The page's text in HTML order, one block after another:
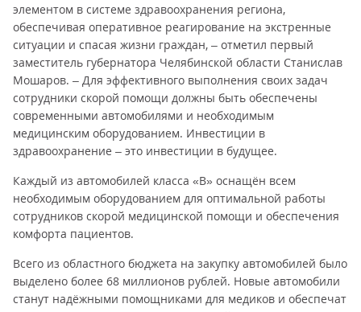
элементом в системе здравоохранения региона,
обеспечивая оперативное реагирование на экстренные
ситуации и спасая жизни граждан, – отметил первый
заместитель губернатора Челябинской области Станислав
Мошаров. – Для эффективного выполнения своих задач
сотрудники скорой помощи должны быть обеспечены
современными автомобилями и необходимым
медицинским оборудованием. Инвестиции в
здравоохранение – это инвестиции в будущее.
Каждый из автомобилей класса «B» оснащён всем
необходимым оборудованием для оптимальной работы
сотрудников скорой медицинской помощи и обеспечения
комфорта пациентов.
Всего из областного бюджета на закупку автомобилей было
выделено более 68 миллионов рублей. Новые автомобили
станут надёжными помощниками для медиков и обеспечат